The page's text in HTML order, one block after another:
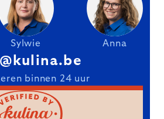
Sylwie Anna
binnen 24 uur